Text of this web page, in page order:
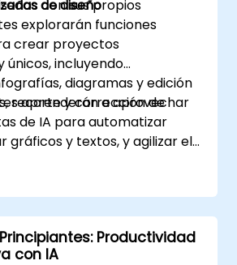
con sus propios
de diseño
explorarán funciones
crear proyectos
únicos, incluyendo
diagramas y edición
recorte y corrección de
aprenderán a aprovechar
de IA para automatizar
gráficos y textos, y agilizar el
la calidad.
Productividad
con IA